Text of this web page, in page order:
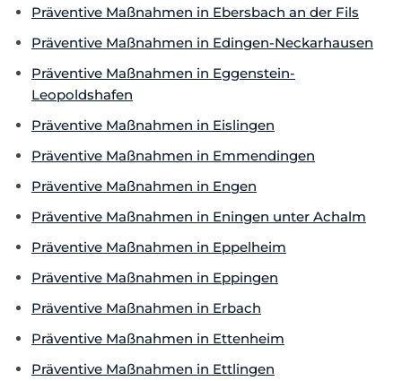
Präventive Maßnahmen in Ebersbach an der Fils
Präventive Maßnahmen in Edingen-Neckarhausen
Präventive Maßnahmen in Eggenstein-
Leopoldshafen
Präventive Maßnahmen in Eislingen
Präventive Maßnahmen in Emmendingen
Präventive Maßnahmen in Engen
Präventive Maßnahmen in Eningen unter Achalm
Präventive Maßnahmen in Eppelheim
Präventive Maßnahmen in Eppingen
Präventive Maßnahmen in Erbach
Präventive Maßnahmen in Ettenheim
Präventive Maßnahmen in Ettlingen